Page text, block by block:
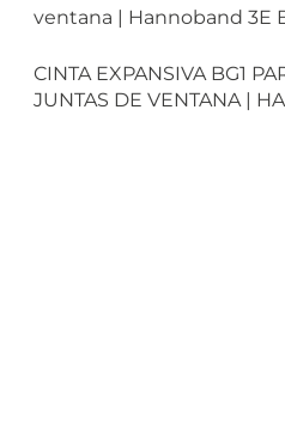
CINTA EXPANSIVA BG1
JUNTAS DE VENTANA |